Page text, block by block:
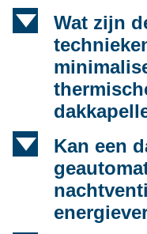
d
Wat zijn
d
Kan een